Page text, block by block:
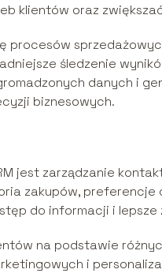
klientów oraz
procesów
śledzenie
danych i
biznesowych.
jest zarządzanie
zakupów, preferencje
do informacji i
na podstawie
i